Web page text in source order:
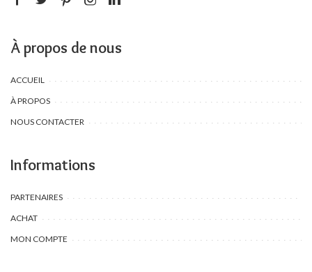
À propos de nous
ACCUEIL
À PROPOS
NOUS CONTACTER
Informations
PARTENAIRES
ACHAT
MON COMPTE